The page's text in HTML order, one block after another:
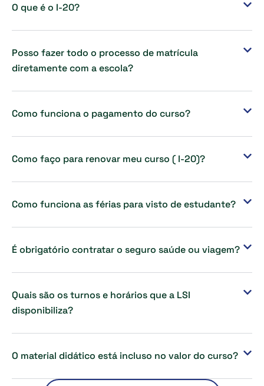
O que é o I-20?
Posso fazer todo o processo de matrícula
diretamente com a escola?
Como funciona o pagamento do curso?
Como faço para renovar meu curso ( I-20)?
Como funciona as férias para visto de estudante?
É obrigatório contratar o seguro saúde ou viagem?
Quais são os turnos e horários que a LSI
disponibiliza?
O material didático está incluso no valor do curso?